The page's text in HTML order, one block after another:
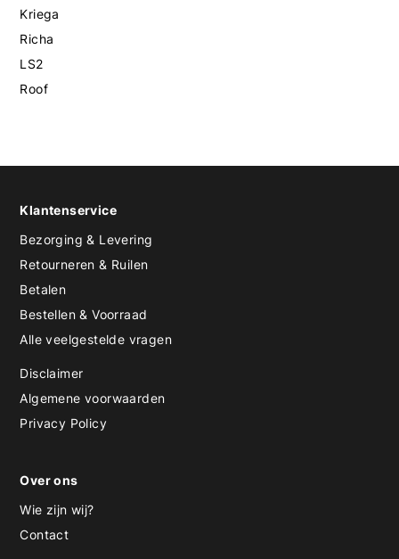
Kriega
Richa
LS2
Roof
Klantenservice
Bezorging & Levering
Retourneren & Ruilen
Betalen
Bestellen & Voorraad
Alle veelgestelde vragen
Disclaimer
Algemene voorwaarden
Privacy Policy
Over ons
Wie zijn wij?
Contact